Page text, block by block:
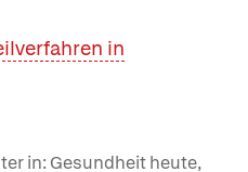
in
in: Gesundheit heute,